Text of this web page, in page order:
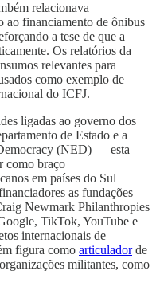
relacionava
ao financiamento de ônibus
a tese de que a
Os relatórios da
relevantes para
como exemplo de
do ICFJ.
ligadas ao governo dos
de Estado e a
(NED) — esta
como braço
em países do Sul
as fundações
Newmark Philanthropies
TikTok, YouTube e
internacionais de
figura como articuladorde
militantes, como